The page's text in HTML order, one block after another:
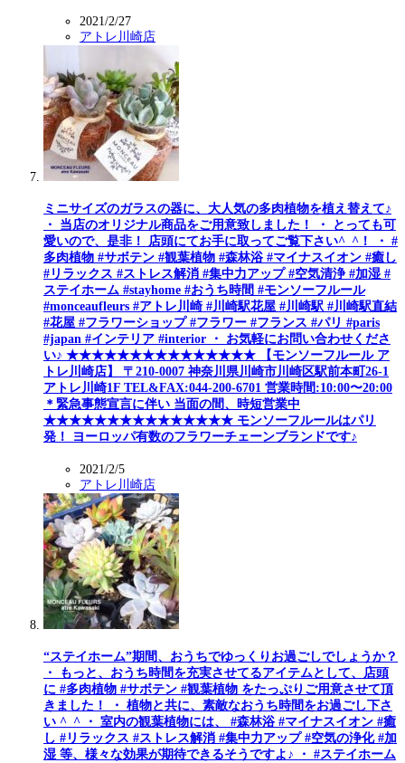
2021/2/27
アトレ川崎店
ミニサイズのガラスの器に、大人気の多肉植物を植え替えて♪
・ 当店のオリジナル商品をご用意致しました！ ・ とっても可
愛いので、是非！ 店頭にてお手に取ってご覧下さい^_^！ ・ #
多肉植物 #サボテン #観葉植物 #森林浴 #マイナスイオン #癒し
#リラックス #ストレス解消 #集中力アップ #空気清浄 #加湿 #
ステイホーム #stayhome #おうち時間 #モンソーフルール
#monceaufleurs #アトレ川崎 #川崎駅花屋 #川崎駅 #川崎駅直結
#花屋 #フラワーショップ #フラワー #フランス #パリ #paris
#japan #インテリア #interior ・ お気軽にお問い合わせくださ
い♪ ★★★★★★★★★★★★★★★ 【モンソーフルール ア
トレ川崎店】 〒210-0007 神奈川県川崎市川崎区駅前本町26-1
アトレ川崎1F TEL&FAX:044-200-6701 営業時間:10:00〜20:00
＊緊急事態宣言に伴い 当面の間、時短営業中
★★★★★★★★★★★★★★★ モンソーフルールはパリ
発！ ヨーロッパ有数のフラワーチェーンブランドです♪
2021/2/5
アトレ川崎店
“ステイホーム”期間、おうちでゆっくりお過ごしでしょうか？
・ もっと、おうち時間を充実させてるアイテムとして、店頭
に #多肉植物 #サボテン #観葉植物 をたっぷりご用意させて頂
きました！ ・ 植物と共に、素敵なおうち時間をお過ごし下さ
い ^_^ ・ 室内の観葉植物には、 #森林浴 #マイナスイオン #癒
し #リラックス #ストレス解消 #集中力アップ #空気の浄化 #加
湿 等、様々な効果が期待できるそうですよ♪ ・ #ステイホーム